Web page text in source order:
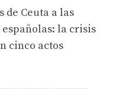
de Ceuta a las
la crisis
cinco actos